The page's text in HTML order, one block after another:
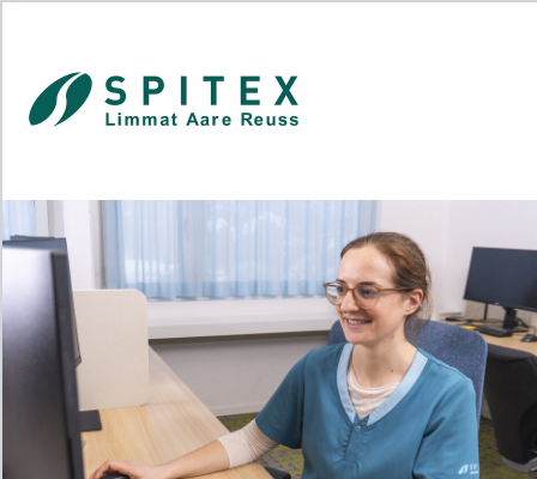
Gesundheitsberufe.
Für Stellensuchende
Für Arbeitgeber
Partner von